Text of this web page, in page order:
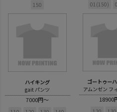
150
01(150)
ハイキング
gait パンツ
7000円～
ゴートゥー
アムンゼン フ
18900